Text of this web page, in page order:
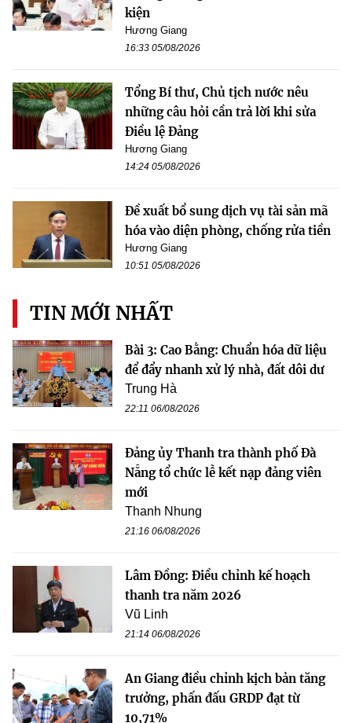
kiện
Hương Giang
16:33 05/08/2026
Tổng Bí thư, Chủ tịch nước nêu
những câu hỏi cần trả lời khi sửa
Điều lệ Đảng
Hương Giang
14:24 05/08/2026
Đề xuất bổ sung dịch vụ tài sản mã
hóa vào diện phòng, chống rửa tiền
Hương Giang
10:51 05/08/2026
TIN MỚI NHẤT
Bài 3: Cao Bằng: Chuẩn hóa dữ liệu
để đẩy nhanh xử lý nhà, đất dôi dư
Trung Hà
22:11 06/08/2026
Đảng ủy Thanh tra thành phố Đà
Nẵng tổ chức lễ kết nạp đảng viên
mới
Thanh Nhung
21:16 06/08/2026
Lâm Đồng: Điều chỉnh kế hoạch
thanh tra năm 2026
Vũ Linh
21:14 06/08/2026
An Giang điều chỉnh kịch bản tăng
trưởng, phấn đấu GRDP đạt từ
10,71%